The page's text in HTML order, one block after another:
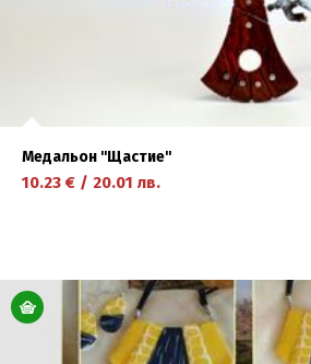
Медальон ''Щастие''
10.23 € / 20.01 лв.
научете повече